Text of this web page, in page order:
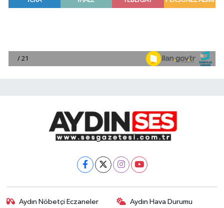
Aydın Nöbetçi Eczaneler Aydın Hava Durumu